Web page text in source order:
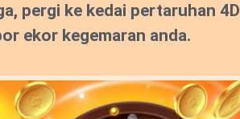
pergi ke kedai pertaruhan 4D
ekor kegemaran anda.